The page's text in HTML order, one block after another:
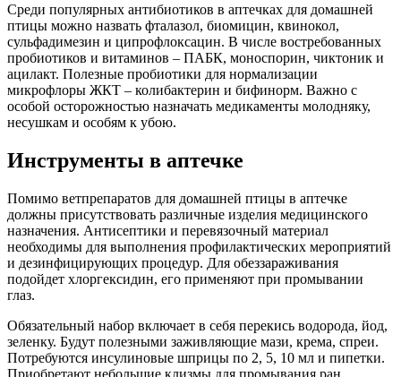
Среди популярных антибиотиков в аптечках для домашней
птицы можно назвать фталазол, биомицин, квинокол,
сульфадимезин и ципрофлоксацин. В числе востребованных
пробиотиков и витаминов – ПАБК, моноспорин, чиктоник и
ацилакт. Полезные пробиотики для нормализации
микрофлоры ЖКТ – колибактерин и бифинорм. Важно с
особой осторожностью назначать медикаменты молодняку,
несушкам и особям к убою.
Инструменты в аптечке
Помимо ветпрепаратов для домашней птицы в аптечке
должны присутствовать различные изделия медицинского
назначения. Антисептики и перевязочный материал
необходимы для выполнения профилактических мероприятий
и дезинфицирующих процедур. Для обеззараживания
подойдет хлоргексидин, его применяют при промывании
глаз.
Обязательный набор включает в себя перекись водорода, йод,
зеленку. Будут полезными заживляющие мази, крема, спреи.
Потребуются инсулиновые шприцы по 2, 5, 10 мл и пипетки.
Приобретают небольшие клизмы для промывания ран.